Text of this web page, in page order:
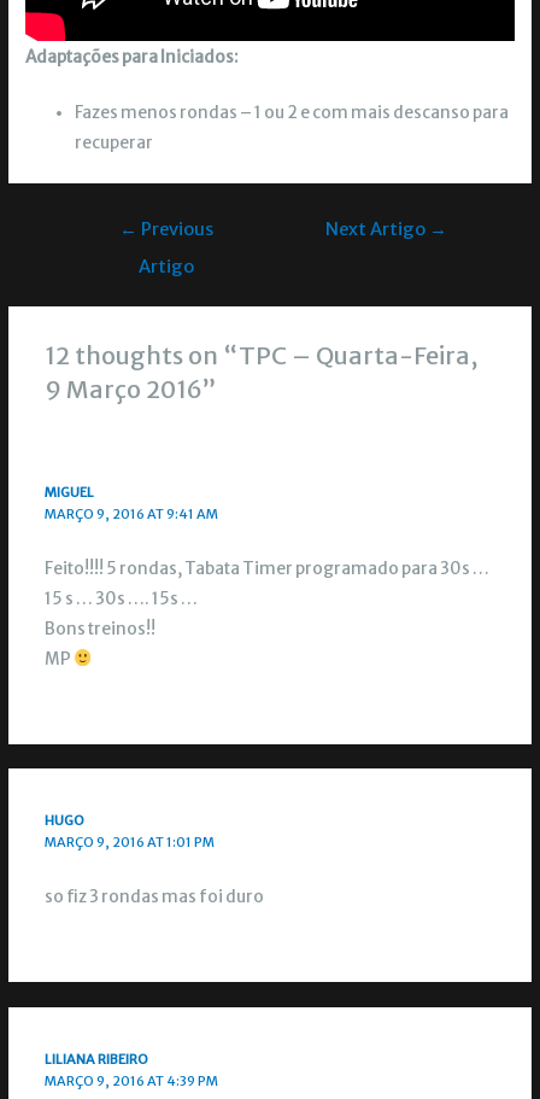
Adaptações para Iniciados:
Fazes menos rondas – 1 ou 2 e com mais descanso para
recuperar
← Previous
Artigo
Next Artigo →
12 thoughts on “TPC – Quarta-Feira,
9 Março 2016”
MIGUEL
MARÇO 9, 2016 AT 9:41 AM
Feito!!!! 5 rondas, Tabata Timer programado para 30s …
15 s … 30s …. 15s …
Bons treinos!!
MP
HUGO
MARÇO 9, 2016 AT 1:01 PM
so fiz 3 rondas mas foi duro
LILIANA RIBEIRO
MARÇO 9, 2016 AT 4:39 PM